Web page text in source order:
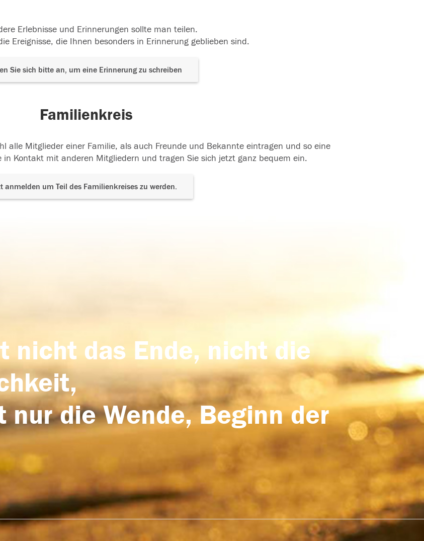
Erlebnisse und Erinnerungen sollte man teilen.
Ereignisse, die Ihnen besonders in Erinnerung geblieben sind.
Sie sich bitte an, um eine Erinnerung zu schreiben
Familienkreis
alle Mitglieder einer Familie, als auch Freunde und Bekannte eintragen und so eine
in Kontakt mit anderen Mitgliedern und tragen Sie sich jetzt ganz bequem ein.
anmelden um Teil des Familienkreises zu werden.
nicht das Ende, nicht die
nur die Wende, Beginn der